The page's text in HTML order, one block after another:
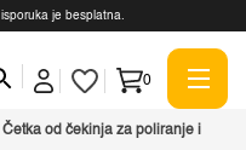
isporuka je besplatna.
0
Četka od čekinja za poliranje i